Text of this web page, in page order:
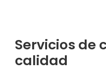
Servicios de
calidad